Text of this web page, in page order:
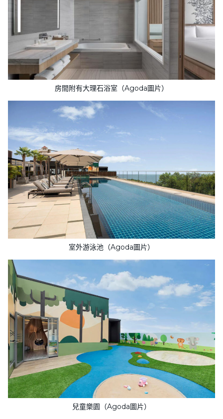
房間附有大理石浴室（Agoda圖片）
室外游泳池（Agoda圖片）
兒童樂園（Agoda圖片）